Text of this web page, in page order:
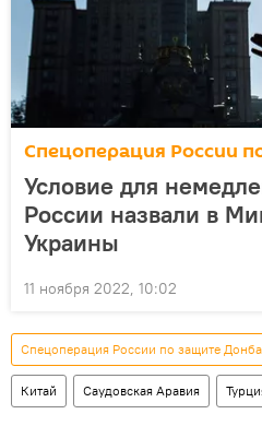
Спецоперация России
Условие для
России назвали в
Украины
11 ноября 2022, 10:02
Спецоперация России по защите
Китай Саудовская Аравия